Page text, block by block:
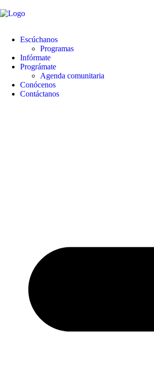
Escúchanos
Programas
Infórmate
Prográmate
Agenda comunitaria
Conócenos
Contáctanos